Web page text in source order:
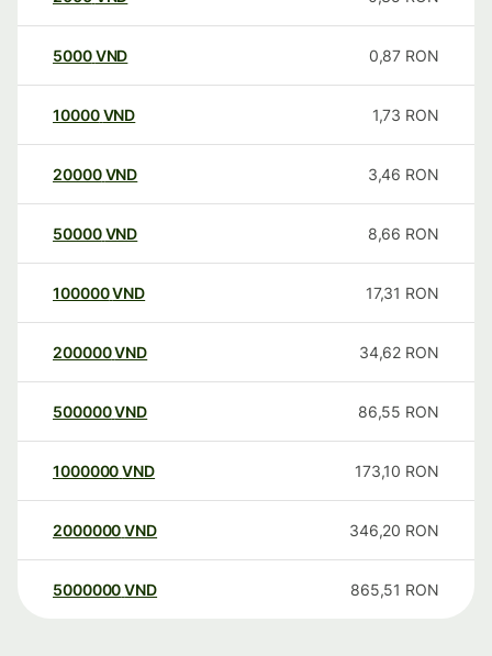
5000VND 0,87 RON
10000 VND 1,73 RON
20000 VND 3,46 RON
50000 VND 8,66 RON
100000VND 17,31 RON
200000VND 34,62 RON
500000VND 86,55 RON
1000000VND 173,10 RON
2000000VND 346,20 RON
5000000VND 865,51 RON